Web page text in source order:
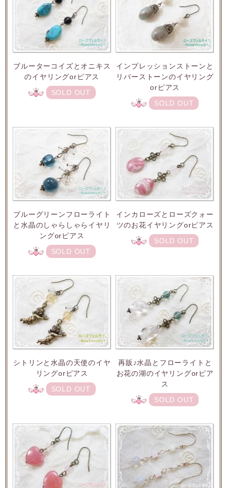
ブルーターコイズとオニキス
のイヤリングorピアス
SOLD OUT
インプレッションストーンと
リバーストーンのイヤリング
orピアス
SOLD OUT
ブルーグリーンフローライト
と水晶のしゃらしゃらイヤリ
ングorピアス
SOLD OUT
インカローズとローズクォー
ツのお花イヤリングorピアス
SOLD OUT
シトリンと水晶の天使のイヤ
リングorピアス
SOLD OUT
再販♪水晶とフローライトと
お花の湖のイヤリングorピア
ス
SOLD OUT